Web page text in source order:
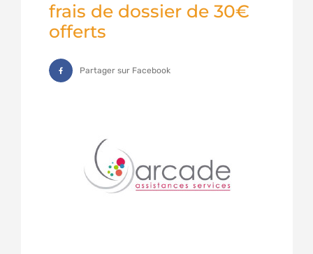
frais de dossier de 30€
offerts
Partager sur Facebook